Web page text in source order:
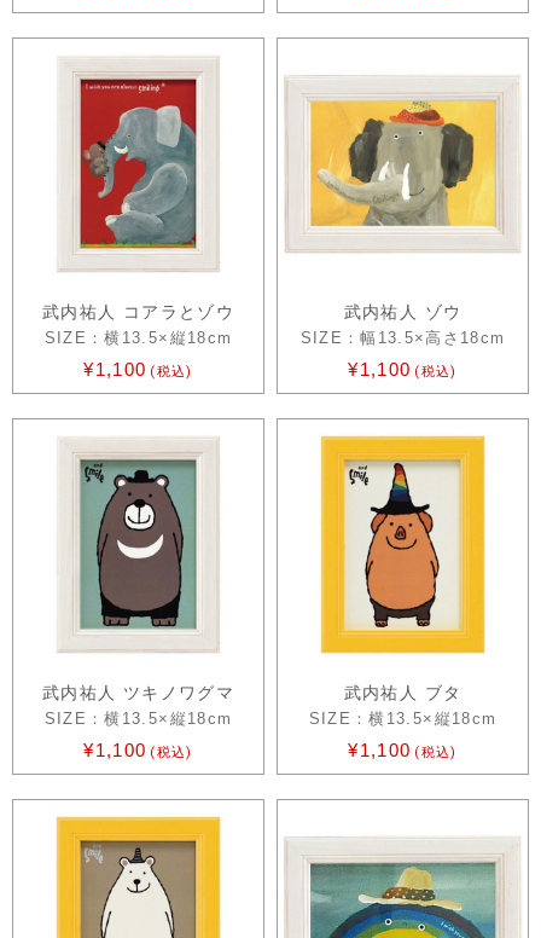
武内祐人 コアラとゾウ
SIZE：横13.5×縦18cm
¥1,100 (税込)
武内祐人 ゾウ
SIZE：幅13.5×高さ18cm
¥1,100 (税込)
武内祐人 ツキノワグマ
SIZE：横13.5×縦18cm
¥1,100 (税込)
武内祐人 ブタ
SIZE：横13.5×縦18cm
¥1,100 (税込)